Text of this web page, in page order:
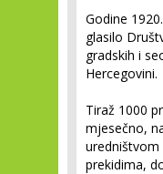
Godine
glasilo
gradskih i
Hercegovini.
Tiraž 1000
mjesečno,
uredništvom
prekidima,